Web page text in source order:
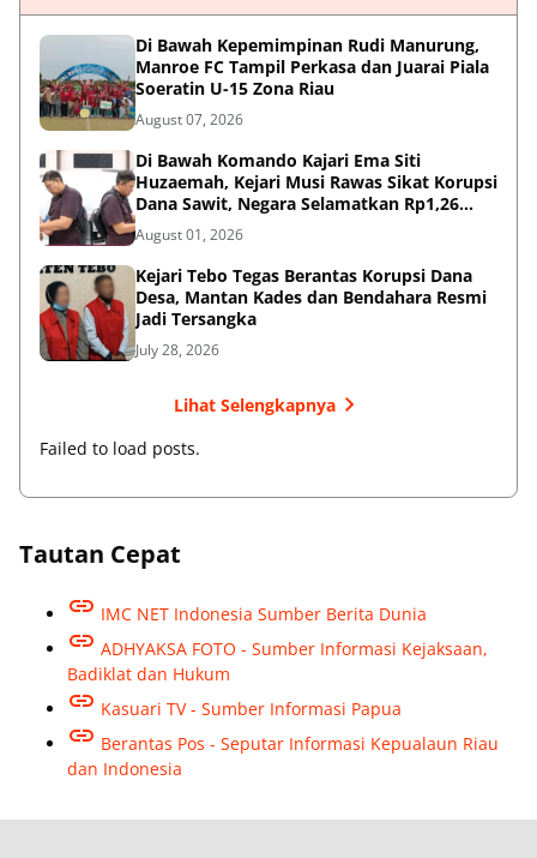
Di Bawah Kepemimpinan Rudi Manurung,
Manroe FC Tampil Perkasa dan Juarai Piala
Soeratin U-15 Zona Riau
August 07, 2026
Di Bawah Komando Kajari Ema Siti
Huzaemah, Kejari Musi Rawas Sikat Korupsi
Dana Sawit, Negara Selamatkan Rp1,26
Miliar
August 01, 2026
Kejari Tebo Tegas Berantas Korupsi Dana
Desa, Mantan Kades dan Bendahara Resmi
Jadi Tersangka
July 28, 2026
Lihat Selengkapnya
Failed to load posts.
Tautan Cepat
IMC NET Indonesia Sumber Berita Dunia
ADHYAKSA FOTO - Sumber Informasi Kejaksaan,
Badiklat dan Hukum
Kasuari TV - Sumber Informasi Papua
Berantas Pos - Seputar Informasi Kepualaun Riau
dan Indonesia